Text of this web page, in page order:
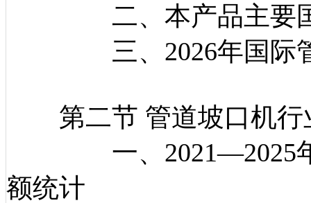
二、本产品主要国
三、2026年国际管
第二节 管道坡口机行
一、2021—2025年管
额统计